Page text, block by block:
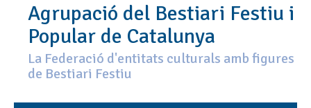
Agrupació del Bestiari Festiu i
Popular de Catalunya
La Federació d'entitats culturals amb figures
de Bestiari Festiu